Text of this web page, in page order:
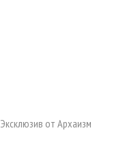
Эксклюзив от Архаизм